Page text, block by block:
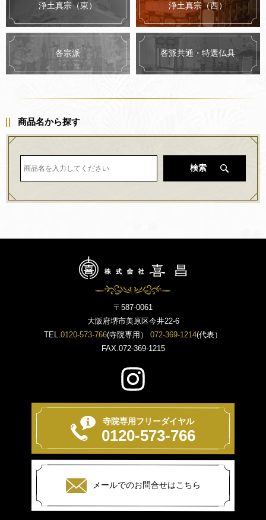
浄土真宗（東） 浄土真宗（西）
各宗派 各派共通・特選仏具
商品名から探す
検索
〒587-0061
大阪府堺市美原区今井22-6
TEL.0120-573-766(寺院専用） 072-369-1214(代表）
FAX.072-369-1215
寺院専用フリーダイヤル
0120-573-766
メールでのお問合せはこちら